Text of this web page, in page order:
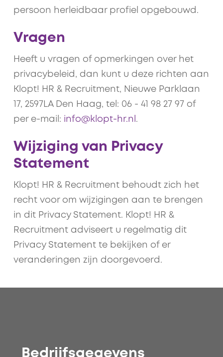
persoon herleidbaar profiel opgebouwd.
Vragen
Heeft u vragen of opmerkingen over het
privacybeleid, dan kunt u deze richten aan
Klopt! HR & Recruitment, Nieuwe Parklaan
17, 2597LA Den Haag, tel: 06 - 41 98 27 97 of
per e-mail: info@klopt-hr.nl .
Wijziging van Privacy
Statement
Klopt! HR & Recruitment behoudt zich het
recht voor om wijzigingen aan te brengen
in dit Privacy Statement. Klopt! HR &
Recruitment adviseert u regelmatig dit
Privacy Statement te bekijken of er
veranderingen zijn doorgevoerd.
Bedrijfsgegevens